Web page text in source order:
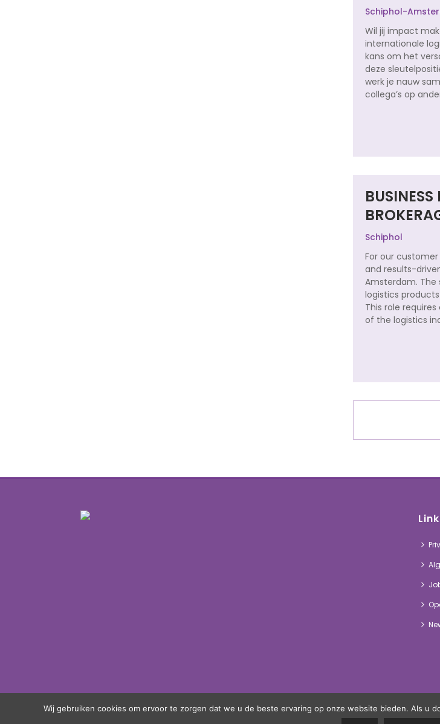
Schiphol-
Wil jij impact
internationale
kans om het
deze
werk je nauw
collega’s op
Schiphol
For our
and results-
Amsterdam. The
logistics
This role
of the logistics
Wij gebruiken cookies om ervoor te zorgen dat we u de beste ervaring op onze website bieden. Als u